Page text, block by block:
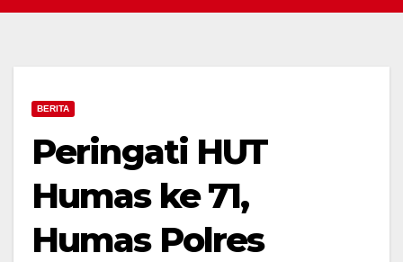
BERITA
Peringati HUT
Humas ke 71,
Humas Polres